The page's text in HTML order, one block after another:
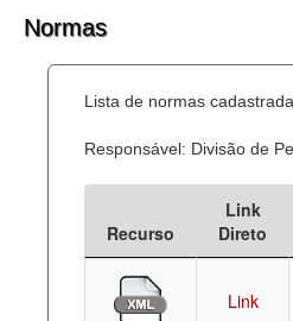
Contato
Normas
Lista de normas
Responsável: Divisão de
Recurso
Link
Direto
Link